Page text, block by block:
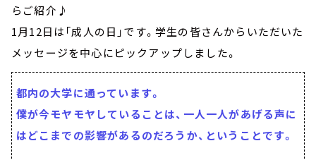
らご紹介♪
1月12日は「成人の日」です。学生の皆さんからいただいた
メッセージを中心にピックアップしました。
都内の大学に通っています。
僕が今モヤモヤしていることは、一人一人があげる声に
はどこまでの影響があるのだろうか、ということです。